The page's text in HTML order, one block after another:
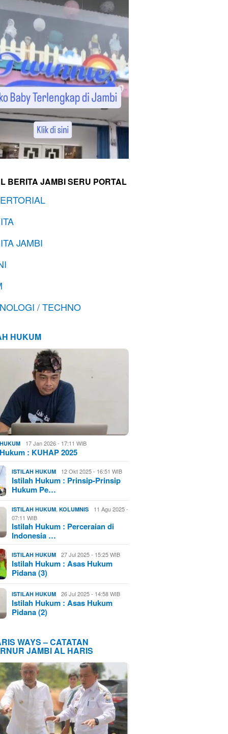
BERITA JAMBI SERU PORTAL
JAMBI
/ TECHNO
HUKUM
17 Jan 2026 - 17:11 WIB
: KUHAP 2025
ISTILAH HUKUM 12 Okt 2025 - 16:51 WIB
Istilah Hukum : Prinsip-Prinsip
Hukum Pe…
ISTILAH HUKUM ,KOLUMNIS
11 Agu 2025 -
07:11 WIB
Istilah Hukum : Perceraian di
Indonesia …
ISTILAH HUKUM 27 Jul 2025 - 15:25 WIB
Istilah Hukum : Asas Hukum
Pidana (3)
ISTILAH HUKUM 26 Jul 2025 - 14:58 WIB
Istilah Hukum : Asas Hukum
Pidana (2)
WAYS – CATATAN
JAMBI AL HARIS